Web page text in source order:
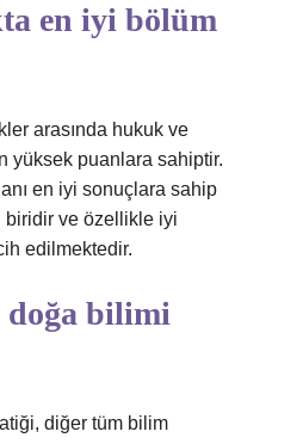
en iyi bölüm
arasında hukuk ve
yüksek puanlara sahiptir.
en iyi sonuçlara sahip
biridir ve özellikle iyi
edilmektedir.
bilimi
diğer tüm bilim